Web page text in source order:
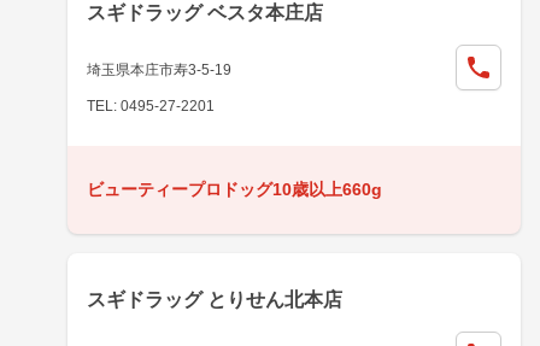
スギドラッグ ベスタ本庄店
埼玉県本庄市寿3-5-19
TEL: 0495-27-2201
ビューティープロドッグ10歳以上660g
スギドラッグ とりせん北本店